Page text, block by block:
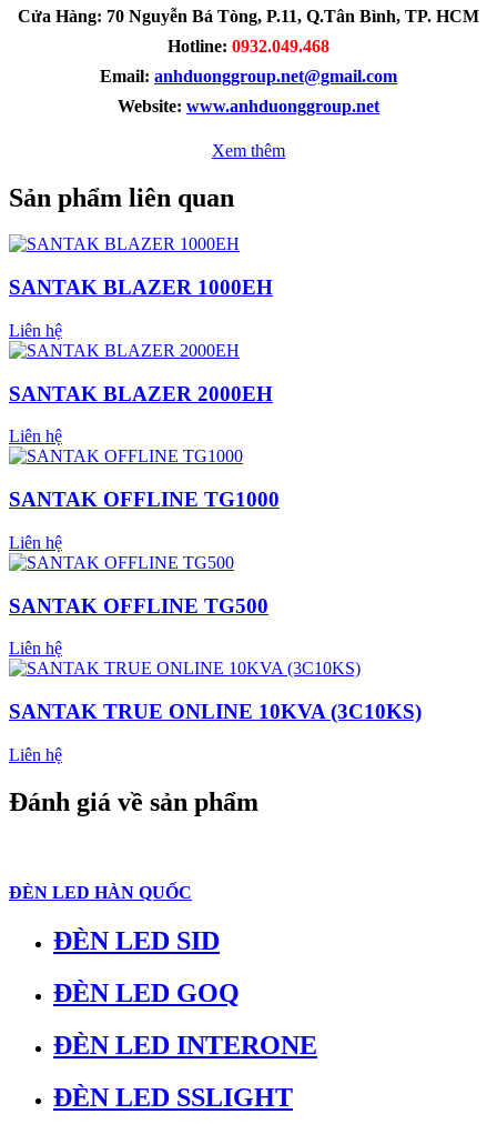
Cửa Hàng: 70 Nguyễn Bá Tòng, P.11, Q.Tân Bình, TP. HCM
Hotline: 0932.049.468
Email: anhduonggroup.net@gmail.com
Website: www.anhduonggroup.net
Xem thêm
Sản phẩm liên quan
SANTAK BLAZER 1000EH
Liên hệ
SANTAK BLAZER 2000EH
Liên hệ
SANTAK OFFLINE TG1000
Liên hệ
SANTAK OFFLINE TG500
Liên hệ
SANTAK TRUE ONLINE 10KVA (3C10KS)
Liên hệ
Đánh giá về sản phẩm
ĐÈN LED HÀN QUỐC
ĐÈN LED SID
ĐÈN LED GOQ
ĐÈN LED INTERONE
ĐÈN LED SSLIGHT